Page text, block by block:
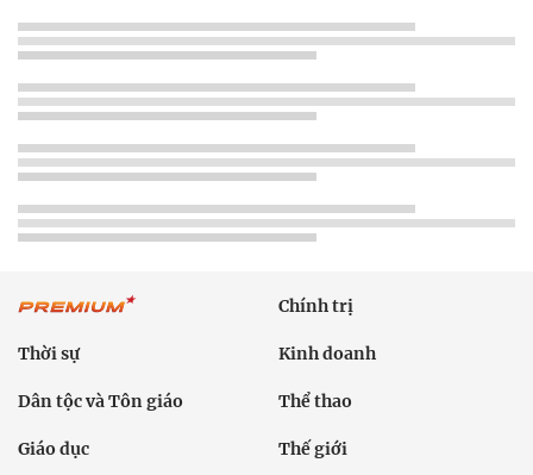
Chính trị
Thời sự Kinh doanh
Dân tộc và Tôn giáo Thể thao
Giáo dục Thế giới